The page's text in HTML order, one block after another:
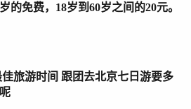
的免费，18岁到60岁之间的20元。
出 60岁以上老人旅游门票
旅游时间 跟团去北京七日游要多